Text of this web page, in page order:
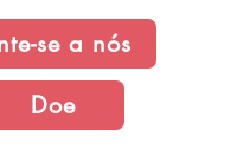
se a nós
Doe